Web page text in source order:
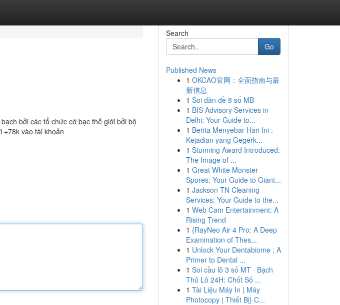
bởi các tổ chức cờ bạc thế giới bởi bộ
+78k vào tài khoản
Search
Go
Published News
1 OKCAO官网：全面指南与最
新信息
1 Soi dàn đề 8 số MB
1 BIS Advisory Services in
Delhi: Your Guide to...
1 Berita Menyebar Hari Ini :
Kejadian yang Gegerk...
1 Stunning Award Introduced:
The Image of ...
1 Great White Monster
Spores: Your Guide to Giant...
1 Jackson TN Cleaning
Services: Your Guide to the...
1 Web Cam Entertainment: A
Rising Trend
1 {RayNeo Air 4 Pro: A Deep
Examination of Thes...
1 Unlock Your Dentabiome : A
Primer to Dental ...
1 Soi cầu lô 3 số MT · Bạch
Thủ Lô 24H: Chốt Số ...
1 Tài Liệu Máy In | Máy
Photocopy | Thiết Bị} C...